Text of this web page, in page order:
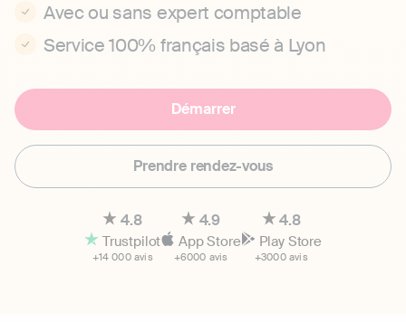
Avec ou sans expert comptable
Service 100% français basé à Lyon
Démarrer
Prendre rendez-vous
4.8
Trustpilot
+14 000 avis
4.9
App Store
+6000 avis
4.8
Play Store
+3000 avis